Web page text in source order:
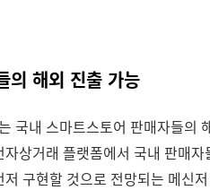
의 해외 진출 가능
국내 스마트스토어 판매자들의
상거래 플랫폼에서 국내 판매
구현할 것으로 전망되는 메신